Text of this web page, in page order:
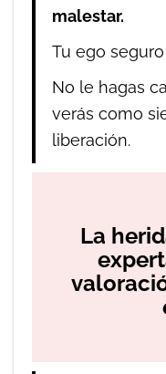
malestar.
Tu ego
No le hagas
verás como
liberación.
La